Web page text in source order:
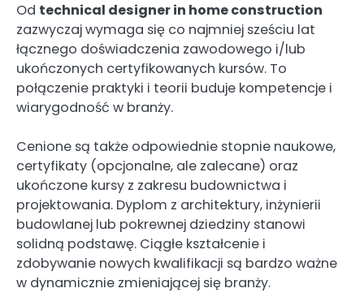
Od technical designer in home construction
zazwyczaj wymaga się co najmniej sześciu lat
łącznego doświadczenia zawodowego i/lub
ukończonych certyfikowanych kursów. To
połączenie praktyki i teorii buduje kompetencje i
wiarygodność w branży.
Cenione są także odpowiednie stopnie naukowe,
certyfikaty (opcjonalne, ale zalecane) oraz
ukończone kursy z zakresu budownictwa i
projektowania. Dyplom z architektury, inżynierii
budowlanej lub pokrewnej dziedziny stanowi
solidną podstawę. Ciągłe kształcenie i
zdobywanie nowych kwalifikacji są bardzo ważne
w dynamicznie zmieniającej się branży.